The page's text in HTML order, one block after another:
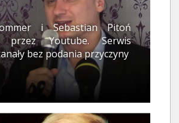
i Sebastian Pitoń
przez Youtube. Serwis
bez podania przyczyny